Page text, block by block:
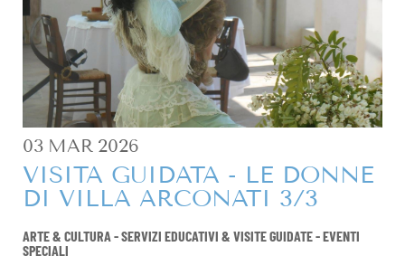
03 MAR 2026
VISITA GUIDATA - LE DONNE
DI VILLA ARCONATI 3/3
ARTE & CULTURA -SERVIZI EDUCATIVI & VISITE GUIDATE-EVENTI
SPECIALI